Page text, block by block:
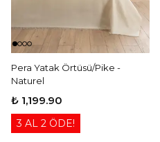
Pera Yatak Örtüsü/Pike -
Naturel
₺ 1,199.90
3 AL 2 ÖDE!